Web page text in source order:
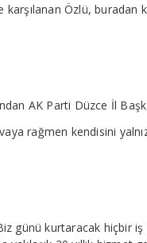
Özlü, buradan
AK Parti Düzce İl
rağmen kendisini
günü kurtaracak hiçbir iş